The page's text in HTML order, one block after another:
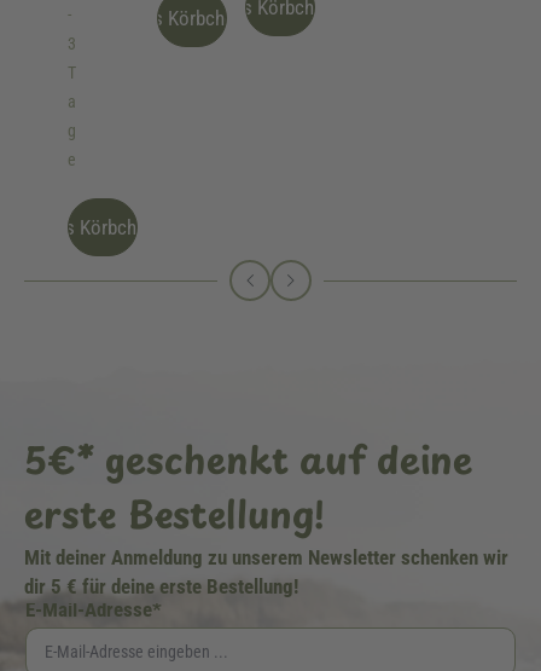
-
3
T
a
g
e
Ins Körbchen
Ins Körbchen Ins Körbchen
5€* geschenkt auf deine
erste Bestellung!
Mit deiner Anmeldung zu unserem Newsletter schenken wir
dir 5 € für deine erste Bestellung!
E-Mail-Adresse*